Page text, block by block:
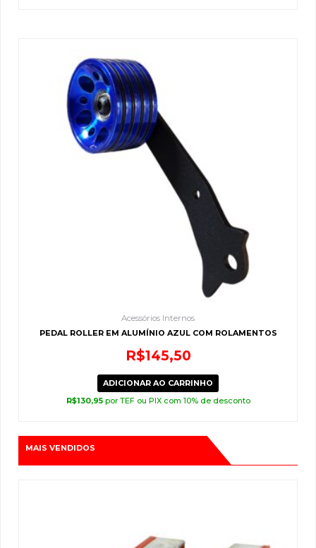
Acessórios Internos
PEDAL ROLLER EM ALUMÍNIO AZUL COM ROLAMENTOS
R$145,50
ADICIONAR AO CARRINHO
R$130,95 por TEF ou PIX com 10% de desconto
MAIS VENDIDOS